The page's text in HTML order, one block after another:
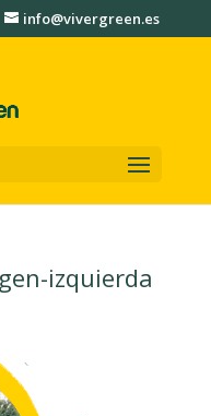
info@vivergreen.es
izquierda